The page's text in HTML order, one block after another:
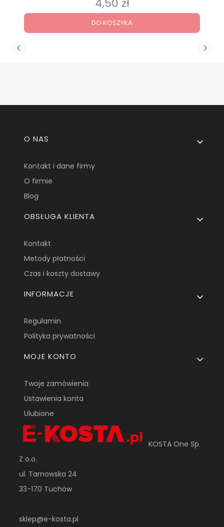
Cena
4,50 zł
DO KOSZYKA
Linki w stopce
O NAS
Kontakt i dane firmy
O firmie
Blog
OBSŁUGA KLIENTA
Kontakt
Metody płatności
Czas i koszty dostawy
INFORMACJE
Regulamin
Polityka prywatności
MOJE KONTO
Twoje zamówienia
Ustawienia konta
Ulubione
KOSTA One Sp.
Z o.o.
ul. Tarnowska 24
33-170 Tuchów
sklep@e-kosta.pl